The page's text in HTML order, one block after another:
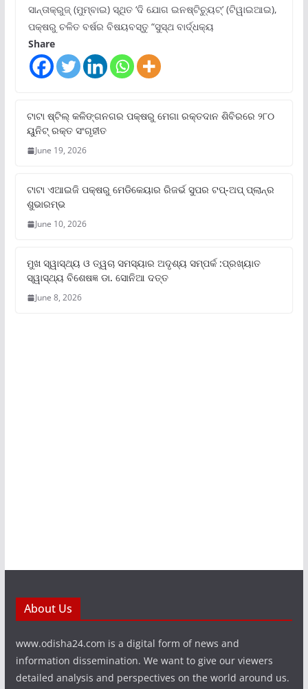
ସାନ୍ତାକ୍ରୁଜ୍ (ମୁମ୍ବାଇ) ସ୍ଥିତ ‘ଦି ଯୋଗ ଇନଷ୍ଟିଚ୍ୟୁଟ୍‌’ (ଟିୱାଇଆଇ),
ପକ୍ଷରୁ ଚଳିତ ବର୍ଷର ବିଷୟବସ୍ତୁ “ସୁସ୍ଥ ବାର୍ଦ୍ଧକ୍ୟ
Share
ଟାଟା ଷ୍ଟିଲ୍‌ କଳିଙ୍ଗନଗର ପକ୍ଷରୁ ମେଗା ରକ୍ତଦାନ ଶିବିରରେ ୨୮୦
ୟୁନିଟ୍‌ ରକ୍ତ ସଂଗୃହୀତ
June 19, 2026
ଟାଟା ଏଆଇଜି ପକ୍ଷରୁ ମେଡିକେୟାର ରିଜର୍ଭ ସୁପର ଟପ୍‌-ଅପ୍ ପ୍ଲାନ୍‌ର
ଶୁଭାରମ୍ଭ
June 10, 2026
ମୁଖ ସ୍ୱାସ୍ଥ୍ୟ ଓ ତ୍ୱଚା ସମସ୍ୟାର ଅଦୃଶ୍ୟ ସମ୍ପର୍କ :ପ୍ରଖ୍ୟାତ
ସ୍ୱାସ୍ଥ୍ୟ ବିଶେଷଜ୍ଞ ଡା. ସୋନିଆ ଦତ୍ତ
June 8, 2026
About Us
www.odisha24.com is a digital form of news and
information dissemination. We want to give our viewers
detailed analysis and perspectives on the world around us.